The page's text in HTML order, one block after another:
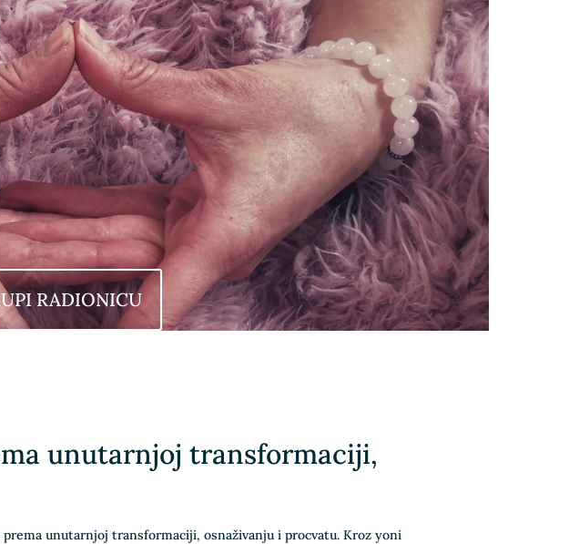
RADIONICU
unutarnjoj transformaciji,
unutarnjoj transformaciji, osnaživanju i procvatu. Kroz yoni